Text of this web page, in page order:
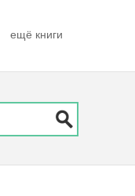
ещё книги